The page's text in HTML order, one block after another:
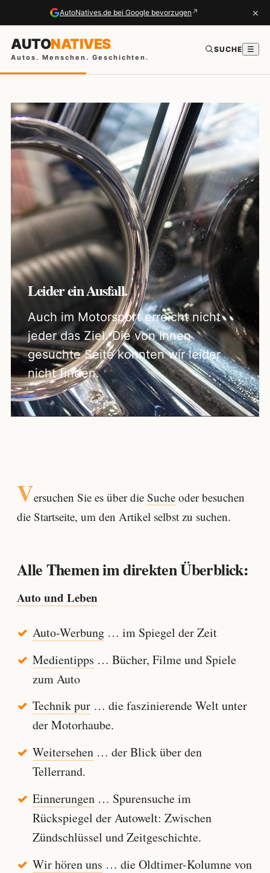
AutoNatives.de bei Google bevorzugen ↗ ×
AUTONATIVES
Autos. Menschen. Geschichten.
SUCHE ☰
Leider ein Ausfall.
Auch im Motorsport erreicht nicht
jeder das Ziel. Die von Ihnen
gesuchte Seite konnten wir leider
nicht finden.
Versuchen Sie es über die Sucheoder besuchen
die Startseite, um den Artikel selbst zu suchen.
Alle Themen im direkten Überblick:
Auto und Leben
Auto-Werbung… im Spiegel der Zeit
Medientipps … Bücher, Filme und Spiele
zum Auto
Technik pur… die faszinierende Welt unter
der Motorhaube.
Weitersehen… der Blick über den
Tellerrand.
Einnerungen… Spurensuche im
Rückspiegel der Autowelt: Zwischen
Zündschlüssel und Zeitgeschichte.
Wir hören uns … die Oldtimer-Kolumne von